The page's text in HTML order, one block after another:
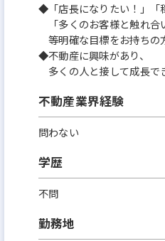
◆「店長になりたい！」「
「多くのお客様と触れ合
等明確な目標をお持ちの
◆不動産に興味があり、
多くの人と接して成長で
不動産業界経験
問わない
学歴
不問
勤務地